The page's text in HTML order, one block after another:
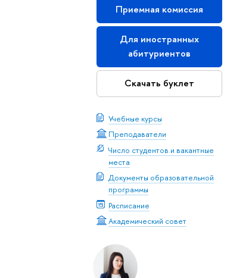
Приемная комиссия
Для иностранных
абитуриентов
Скачать буклет
Учебные курсы
Преподаватели
Число студентов и вакантные
места
Документы образовательной
программы
Расписание
Академический совет